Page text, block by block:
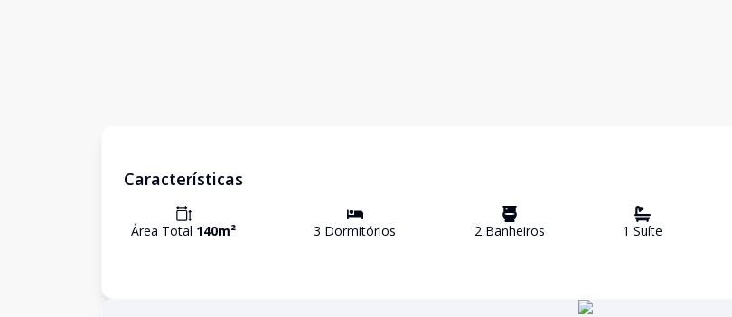
Características
Área Total 140m² 3 Dormitórios 2Banheiros 1 Suíte